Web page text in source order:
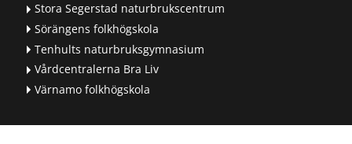
Stora Segerstad naturbrukscentrum
Sörängens folkhögskola
Tenhults naturbruksgymnasium
Vårdcentralerna Bra Liv
Värnamo folkhögskola